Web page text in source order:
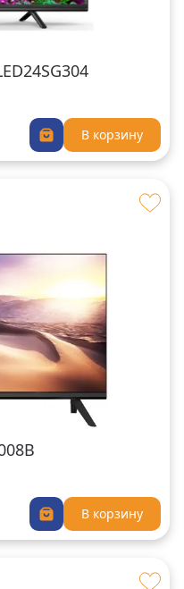
В корзину
В корзину